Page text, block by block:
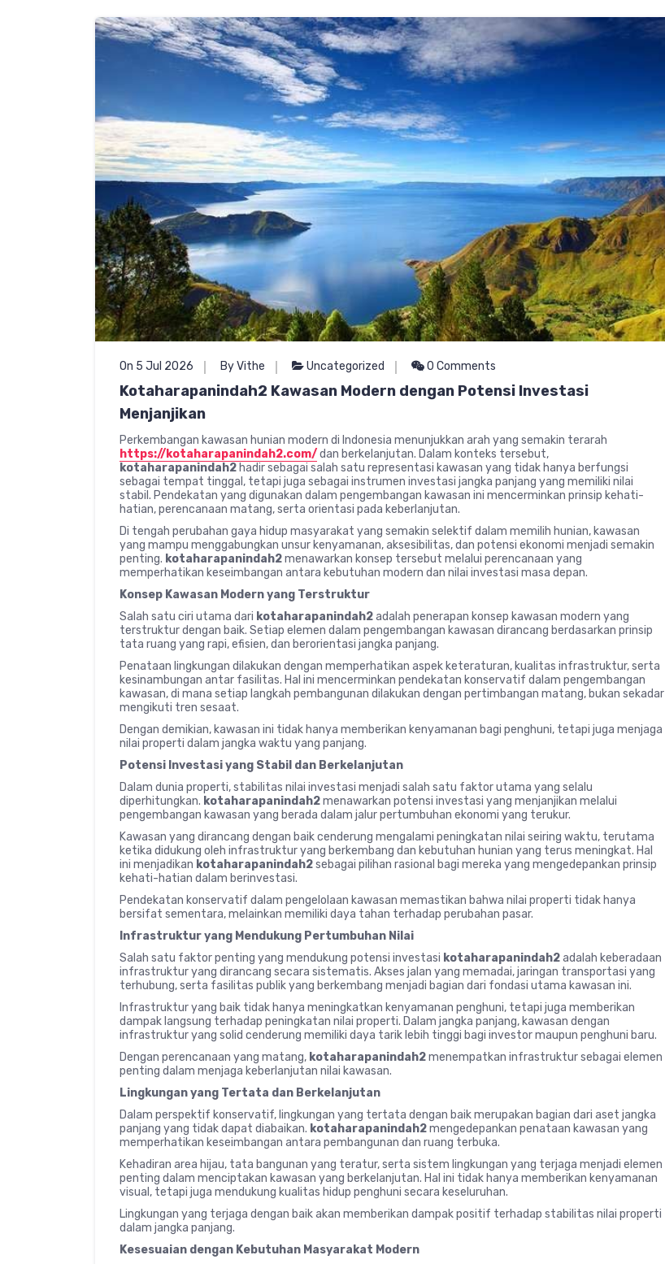
On 5 Jul 2026 By Vithe Uncategorized 0 Comments
Kotaharapanindah2 Kawasan Modern dengan Potensi Investasi
Menjanjikan
Perkembangan kawasan hunian modern di Indonesia menunjukkan arah yang semakin terarah
https://kotaharapanindah2.com/dan berkelanjutan. Dalam konteks tersebut,
kotaharapanindah2 hadir sebagai salah satu representasi kawasan yang tidak hanya berfungsi
sebagai tempat tinggal, tetapi juga sebagai instrumen investasi jangka panjang yang memiliki nilai
stabil. Pendekatan yang digunakan dalam pengembangan kawasan ini mencerminkan prinsip kehati-
hatian, perencanaan matang, serta orientasi pada keberlanjutan.
Di tengah perubahan gaya hidup masyarakat yang semakin selektif dalam memilih hunian, kawasan
yang mampu menggabungkan unsur kenyamanan, aksesibilitas, dan potensi ekonomi menjadi semakin
penting. kotaharapanindah2menawarkan konsep tersebut melalui perencanaan yang
memperhatikan keseimbangan antara kebutuhan modern dan nilai investasi masa depan.
Konsep Kawasan Modern yang Terstruktur
Salah satu ciri utama dari kotaharapanindah2adalah penerapan konsep kawasan modern yang
terstruktur dengan baik. Setiap elemen dalam pengembangan kawasan dirancang berdasarkan prinsip
tata ruang yang rapi, efisien, dan berorientasi jangka panjang.
Penataan lingkungan dilakukan dengan memperhatikan aspek keteraturan, kualitas infrastruktur, serta
kesinambungan antar fasilitas. Hal ini mencerminkan pendekatan konservatif dalam pengembangan
kawasan, di mana setiap langkah pembangunan dilakukan dengan pertimbangan matang, bukan sekadar
mengikuti tren sesaat.
Dengan demikian, kawasan ini tidak hanya memberikan kenyamanan bagi penghuni, tetapi juga menjaga
nilai properti dalam jangka waktu yang panjang.
Potensi Investasi yang Stabil dan Berkelanjutan
Dalam dunia properti, stabilitas nilai investasi menjadi salah satu faktor utama yang selalu
diperhitungkan. kotaharapanindah2menawarkan potensi investasi yang menjanjikan melalui
pengembangan kawasan yang berada dalam jalur pertumbuhan ekonomi yang terukur.
Kawasan yang dirancang dengan baik cenderung mengalami peningkatan nilai seiring waktu, terutama
ketika didukung oleh infrastruktur yang berkembang dan kebutuhan hunian yang terus meningkat. Hal
ini menjadikan kotaharapanindah2sebagai pilihan rasional bagi mereka yang mengedepankan prinsip
kehati-hatian dalam berinvestasi.
Pendekatan konservatif dalam pengelolaan kawasan memastikan bahwa nilai properti tidak hanya
bersifat sementara, melainkan memiliki daya tahan terhadap perubahan pasar.
Infrastruktur yang Mendukung Pertumbuhan Nilai
Salah satu faktor penting yang mendukung potensi investasi kotaharapanindah2adalah keberadaan
infrastruktur yang dirancang secara sistematis. Akses jalan yang memadai, jaringan transportasi yang
terhubung, serta fasilitas publik yang berkembang menjadi bagian dari fondasi utama kawasan ini.
Infrastruktur yang baik tidak hanya meningkatkan kenyamanan penghuni, tetapi juga memberikan
dampak langsung terhadap peningkatan nilai properti. Dalam jangka panjang, kawasan dengan
infrastruktur yang solid cenderung memiliki daya tarik lebih tinggi bagi investor maupun penghuni baru.
Dengan perencanaan yang matang, kotaharapanindah2menempatkan infrastruktur sebagai elemen
penting dalam menjaga keberlanjutan nilai kawasan.
Lingkungan yang Tertata dan Berkelanjutan
Dalam perspektif konservatif, lingkungan yang tertata dengan baik merupakan bagian dari aset jangka
panjang yang tidak dapat diabaikan. kotaharapanindah2mengedepankan penataan kawasan yang
memperhatikan keseimbangan antara pembangunan dan ruang terbuka.
Kehadiran area hijau, tata bangunan yang teratur, serta sistem lingkungan yang terjaga menjadi elemen
penting dalam menciptakan kawasan yang berkelanjutan. Hal ini tidak hanya memberikan kenyamanan
visual, tetapi juga mendukung kualitas hidup penghuni secara keseluruhan.
Lingkungan yang terjaga dengan baik akan memberikan dampak positif terhadap stabilitas nilai properti
dalam jangka panjang.
Kesesuaian dengan Kebutuhan Masyarakat Modern